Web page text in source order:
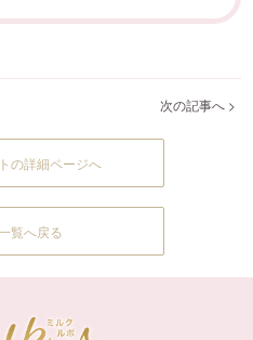
次の記事へ >
の詳細ページへ
覧へ戻る